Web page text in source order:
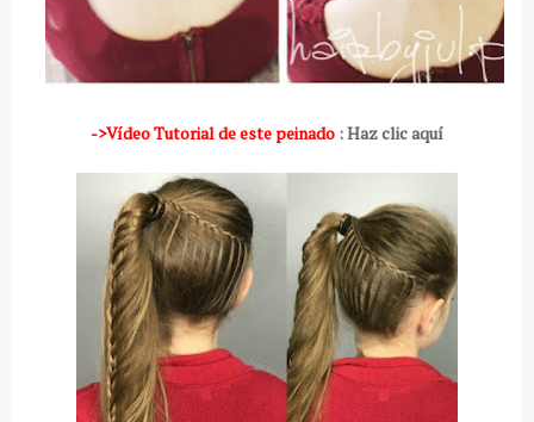
->Vídeo Tutorial de este peinado: Haz clic aquí